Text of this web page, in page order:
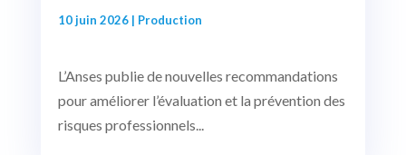
10 juin 2026| Production
L’Anses publie de nouvelles recommandations
pour améliorer l’évaluation et la prévention des
risques professionnels...